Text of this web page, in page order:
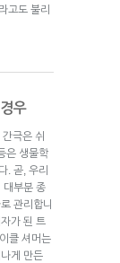
고도 불리
우
극은 쉬
은 생물학
. 곧, 우리
대부분 종
관리합니
가 된 트
클 셔머는
게 만든